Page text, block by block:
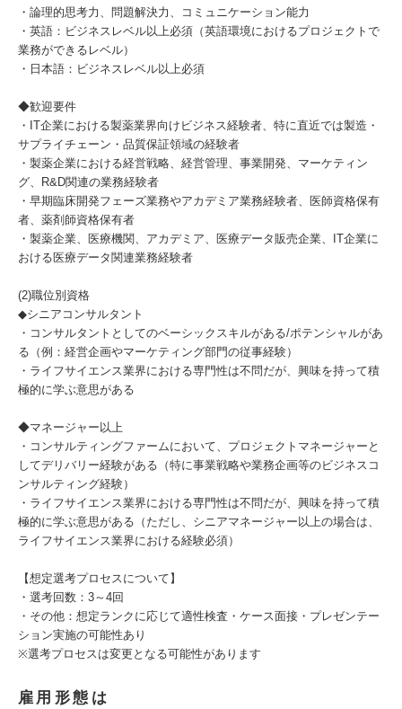
・論理的思考力、問題解決力、コミュニケーション能力
・英語：ビジネスレベル以上必須（英語環境におけるプロジェクトで
業務ができるレベル）
・日本語：ビジネスレベル以上必須
◆歓迎要件
・IT企業における製薬業界向けビジネス経験者、特に直近では製造・
サプライチェーン・品質保証領域の経験者
・製薬企業における経営戦略、経営管理、事業開発、マーケティン
グ、R&D関連の業務経験者
・早期臨床開発フェーズ業務やアカデミア業務経験者、医師資格保有
者、薬剤師資格保有者
・製薬企業、医療機関、アカデミア、医療データ販売企業、IT企業に
おける医療データ関連業務経験者
(2)職位別資格
◆シニアコンサルタント
・コンサルタントとしてのベーシックスキルがある/ポテンシャルがあ
る（例：経営企画やマーケティング部門の従事経験）
・ライフサイエンス業界における専門性は不問だが、興味を持って積
極的に学ぶ意思がある
◆マネージャー以上
・コンサルティングファームにおいて、プロジェクトマネージャーと
してデリバリー経験がある（特に事業戦略や業務企画等のビジネスコ
ンサルティング経験）
・ライフサイエンス業界における専門性は不問だが、興味を持って積
極的に学ぶ意思がある（ただし、シニアマネージャー以上の場合は、
ライフサイエンス業界における経験必須）
【想定選考プロセスについて】
・選考回数：3～4回
・その他：想定ランクに応じて適性検査・ケース面接・プレゼンテー
ション実施の可能性あり
※選考プロセスは変更となる可能性があります
雇用形態は